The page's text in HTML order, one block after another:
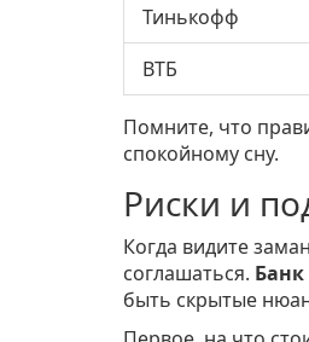
Тинькофф
ВТБ
Помните, что
спокойному сну.
Риски и
Когда видите
соглашаться. Банк
быть скрытые